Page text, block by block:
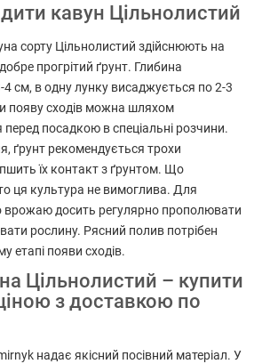
кавун Цільнолистий
сорту Цільнолистий здійснюють на
прогрітий ґрунт. Глибина
4 см, в одну лунку висаджується по 2-3
появу сходів можна шляхом
посадкою в спеціальні розчини.
ґрунт рекомендується трохи
їх контакт з ґрунтом. Що
ця культура не вимоглива. Для
досить регулярно прополювати
рослину. Рясний полив потрібен
етапі появи сходів.
Цільнолистий – купити
з доставкою по
надає якісний посівний матеріал. У